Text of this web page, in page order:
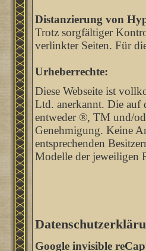
Distanzierung von
Trotz sorgfältiger
verlinkter Seiten. Für
Urheberrechte:
Diese Webseite ist
Ltd. anerkannt. Die auf
entweder ®, TM und/
Genehmigung. Keine
entsprechenden
Modelle der jeweiligen
Google invisible